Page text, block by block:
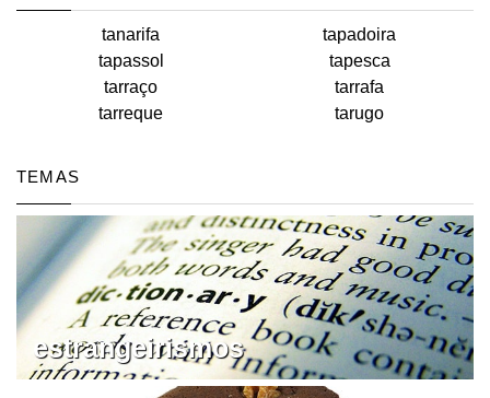
tanarifa
tapadoira
tapassol
tapesca
tarraço
tarrafa
tarreque
tarugo
TEMAS
estrangeirismos